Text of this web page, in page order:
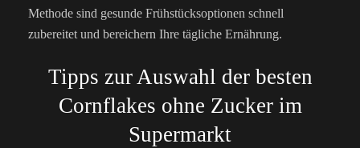
Methode sind gesunde Frühstücksoptionen schnell
zubereitet und bereichern Ihre tägliche Ernährung.
Tipps zur Auswahl der besten
Cornflakes ohne Zucker im
Supermarkt